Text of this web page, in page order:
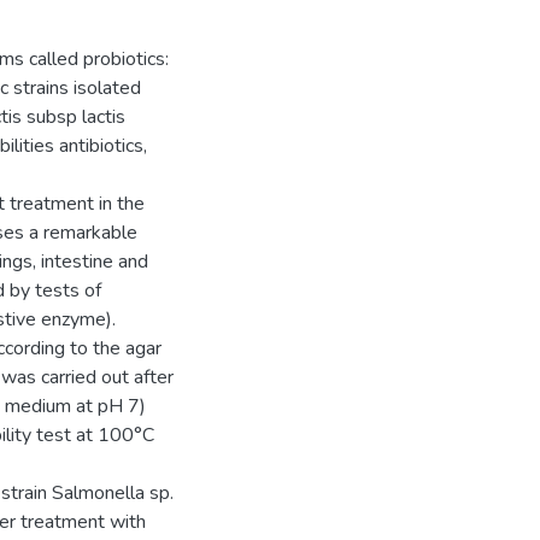
called probiotics:
strains isolated
subsp lactis
antibiotics,
treatment in the
a remarkable
intestine and
by tests of
enzyme).
to the agar
carried out after
at pH 7)
test at 100°C
Salmonella sp.
treatment with